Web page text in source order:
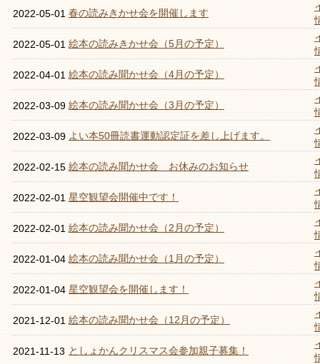
2022-05-01 春の読みきかせ会を開催します
2022-05-01 絵本の読みきかせ会（5月の予定）
2022-04-01 絵本の読み聞かせ会（4月の予定）
2022-03-09 絵本の読み聞かせ会（3月の予定）
2022-03-09 よい本50冊読書運動認定証を差し上げます。
2022-02-15 絵本の読み聞かせ会 お休みのお知らせ
2022-02-01 星空観望会開催中です！
2022-02-01 絵本の読み聞かせ会（2月の予定）
2022-01-04 絵本の読み聞かせ会（1月の予定）
2022-01-04 星空観望会を開催します！
2021-12-01 絵本の読み聞かせ会（12月の予定）
2021-11-13 としょかんクリスマス会参加親子募集！